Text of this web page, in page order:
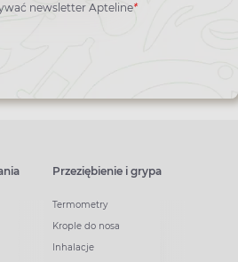
newsletter Apteline*
Przeziębienie i grypa
Termometry
Krople do nosa
Inhalacje